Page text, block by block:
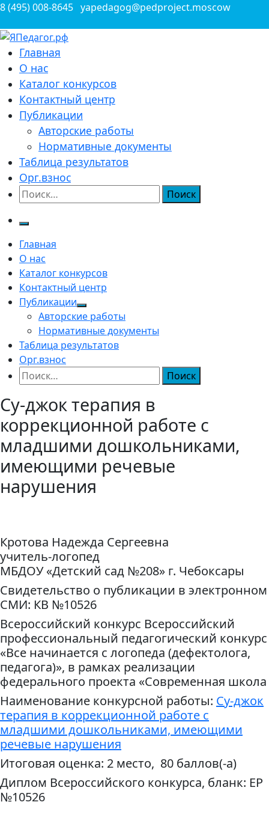
Перейти
содержимому
8 (495) 008-8645 yapedagog@pedproject.moscow
ЯПедагог.рф
Всероссийские конкурсы для педагогов
Главная
О нас
Каталог конкурсов
Контактный центр
Публикации
Авторские работы
Нормативные документы
Таблица результатов
Орг.взнос
Найти:
Главная
О нас
Каталог конкурсов
Контактный центр
Публикации
Авторские работы
Нормативные документы
Таблица результатов
Орг.взнос
Найти:
Су-джок терапия в
коррекционной работе с
младшими дошкольниками,
имеющими речевые
нарушения
Кротова Надежда Сергеевна
учитель-логопед
МБДОУ «Детский сад №208» г. Чебоксары
Свидетельство о публикации в электронном
СМИ: КВ №10526
Всероссийский конкурс Всероссийский
профессиональный педагогический конкурс
«Все начинается с логопеда (дефектолога,
педагога)», в рамках реализации
федерального проекта «Современная школа
Наименование конкурсной работы: Су-джок
терапия в коррекционной работе с
младшими дошкольниками, имеющими
речевые нарушения
Итоговая оценка: 2 место, 80 баллов(-а)
Диплом Всероссийского конкурса, бланк: ЕР
№10526